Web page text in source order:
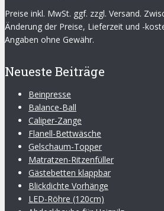
Preise inkl. MwSt. ggf. zzgl. Versand.
Änderung der Preise, Lieferzeit und -
Angaben ohne Gewähr.
Neueste Beiträge
Beinpresse
Balance-Ball
Caliper-Zange
Flanell-Bettwäsche
Gelschaum-Topper
Matratzen-Ritzenfüller
Gästebetten klappbar
Blickdichte Vorhänge
LED-Röhre (120cm)